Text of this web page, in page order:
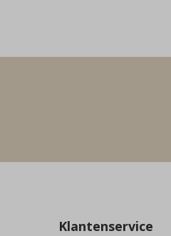
Klantenservice